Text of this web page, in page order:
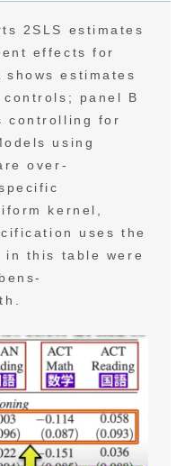
2SLS estimates
effects for
shows estimates
panel B
controlling for
using
over-
kernel,
uses the
in this table were